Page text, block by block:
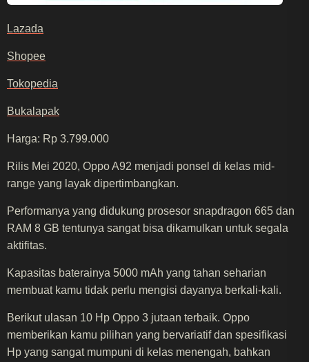
Lazada
Shopee
Tokopedia
Bukalapak
Harga: Rp 3.799.000
Rilis Mei 2020, Oppo A92 menjadi ponsel di kelas mid-
range yang layak dipertimbangkan.
Performanya yang didukung prosesor snapdragon 665 dan
RAM 8 GB tentunya sangat bisa dikamulkan untuk segala
aktifitas.
Kapasitas baterainya 5000 mAh yang tahan seharian
membuat kamu tidak perlu mengisi dayanya berkali-kali.
Berikut ulasan 10 Hp Oppo 3 jutaan terbaik. Oppo
memberikan kamu pilihan yang bervariatif dan spesifikasi
Hp yang sangat mumpuni di kelas menengah, bahkan